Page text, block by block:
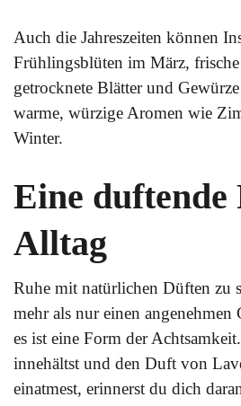
Auch die Jahreszeiten können
Frühlingsblüten im März,
getrocknete Blätter und
warme, würzige Aromen wie
Winter.
Eine duftende
Alltag
Ruhe mit natürlichen Düften zu
mehr als nur einen angenehmen
es ist eine Form der
innehältst und den Duft von
einatmest, erinnerst du dich